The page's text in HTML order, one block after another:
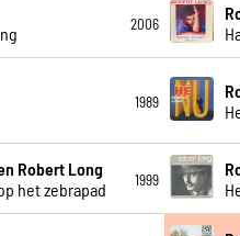
2006
1989
Robert Long
het zebrapad
1999